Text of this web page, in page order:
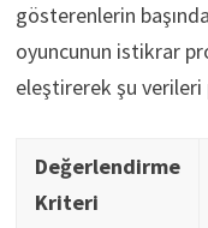
gösterenlerin
oyuncunun istikrar
eleştirerek şu verileri
Değerlendirme
Kriteri